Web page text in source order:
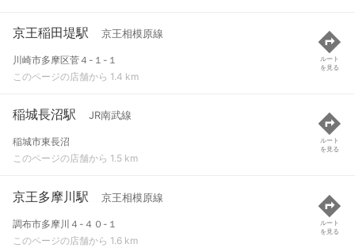
京王稲田堤駅 京王相模原線
川崎市多摩区菅４-１-１
このページの店舗から 1.4 km
ルート
を見る
稲城長沼駅 JR南武線
稲城市東長沼
このページの店舗から 1.5 km
ルート
を見る
京王多摩川駅 京王相模原線
調布市多摩川４-４０-１
このページの店舗から 1.6 km
ルート
を見る